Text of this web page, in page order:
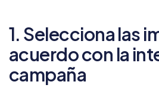
1. Selecciona las
acuerdo con la
campaña